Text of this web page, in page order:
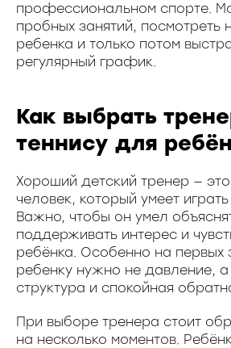
профессиональном спорте.
пробных занятий, посмотреть
ребенка и только потом
регулярный график.
Как выбрать
теннису для
Хороший детский тренер — это
человек, который умеет играть
Важно, чтобы он умел
поддерживать интерес и
ребёнка. Особенно на первых
ребенку нужно не давление, а
структура и спокойная
При выборе тренера стоит
на несколько моментов.